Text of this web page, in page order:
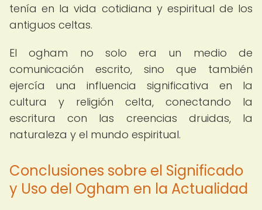
tenía en la vida cotidiana y espiritual de los
antiguos celtas.
El ogham no solo era un medio de
comunicación escrito, sino que también
ejercía una influencia significativa en la
cultura y religión celta, conectando la
escritura con las creencias druidas, la
naturaleza y el mundo espiritual.
Conclusiones sobre el Significado
y Uso del Ogham en la Actualidad